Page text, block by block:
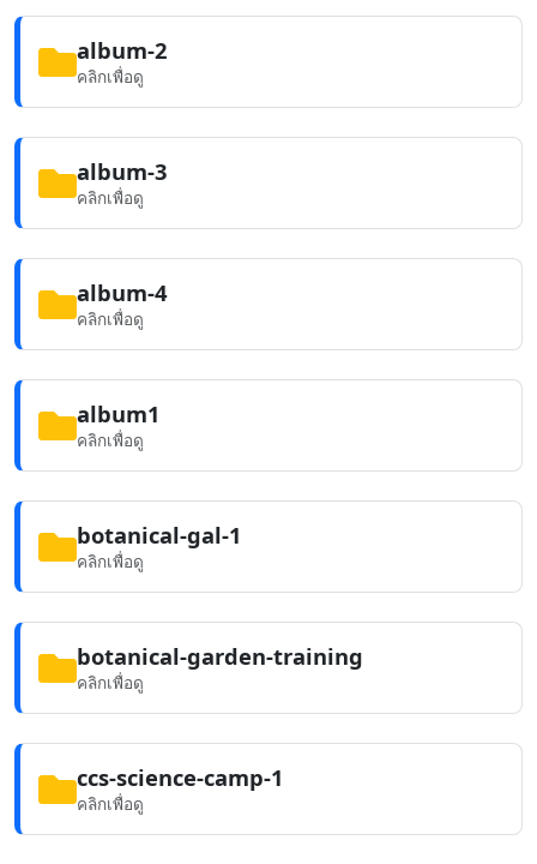
album-2
คลิกเพื่อดู
album-3
คลิกเพื่อดู
album-4
คลิกเพื่อดู
album1
คลิกเพื่อดู
botanical-gal-1
คลิกเพื่อดู
botanical-garden-training
คลิกเพื่อดู
ccs-science-camp-1
คลิกเพื่อดู